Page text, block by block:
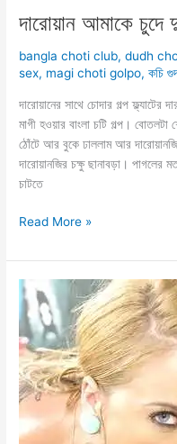
দারোয়ান আমাকে চুদে
bangla choti club,dudh
sex, magi choti golpo,কচি
দারোয়ানের সাথে চোদার গল্প ফ্ল্যাটের
মাগী হওয়ার বাংলা চটি গল্প।
ঠোঁটে আর বুকে ঢাললাম আর
দারোয়ানজির চক্ষু ছানাবড়া। পাগলের
চাটতে
দারোয়ান
চুদে
দুধের
উপর
বীর্যপাত
করলো
Read More »